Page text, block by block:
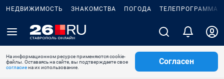
НЕДВИЖИМОСТЬ ЗНАКОМСТВА ПОГОДА ТЕЛЕПРОГРАММА
На информационном ресурсе применяются cookie-
файлы. Оставаясь на сайте, вы подтверждаете свое
согласиена их использование.
Согласен